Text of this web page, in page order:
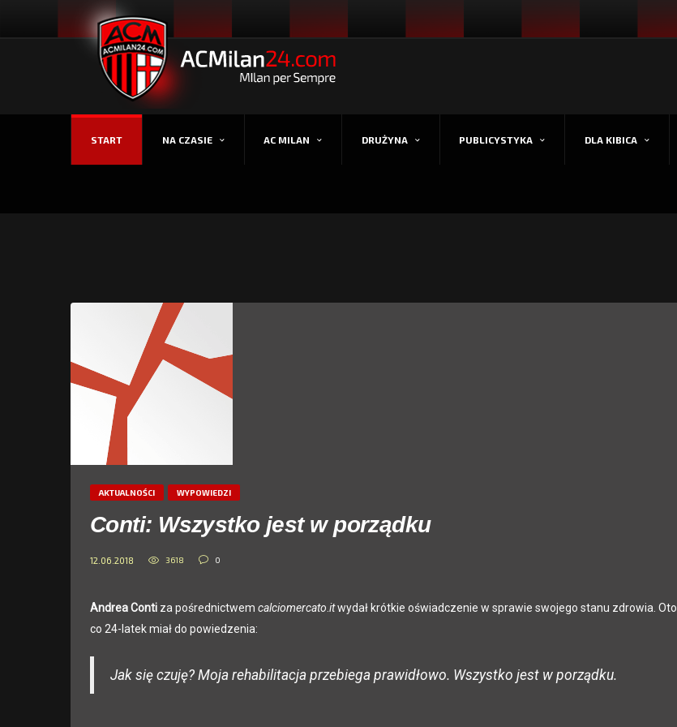
START NA CZASIE AC MILAN DRUŻYNA PUBLICYSTYKA DLA KIBICA
AKTUALNOŚCI WYPOWIEDZI
Conti: Wszystko jest w porządku
12.06.2018 3618 0
AndreaConti za pośrednictwem calciomercato.itwydał krótkie oświadczenie w sprawie swojego stanu zdrowia. Oto
co 24-latek miał do powiedzenia:
Jak się czuję? Moja rehabilitacja przebiega prawidłowo. Wszystko jest w porządku.